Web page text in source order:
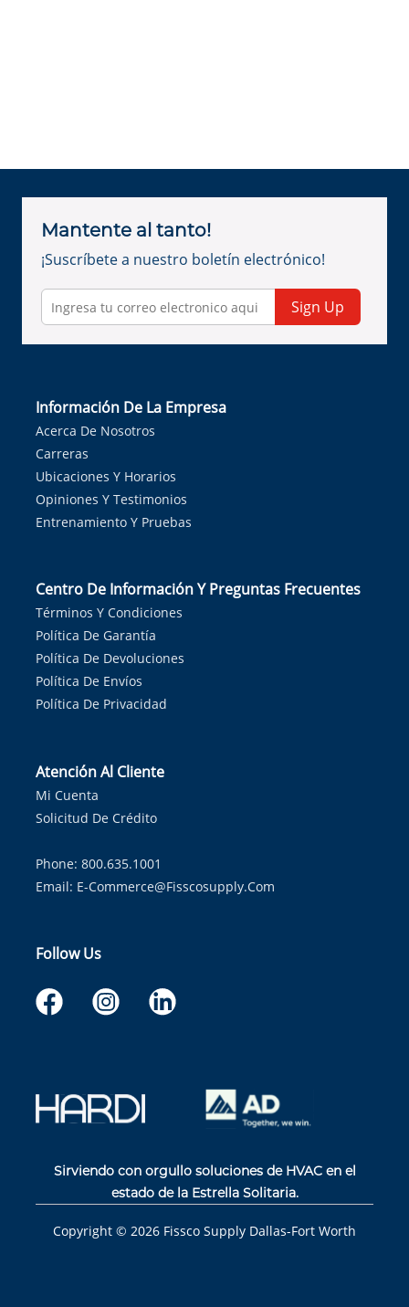
Mantente al tanto!
¡Suscríbete a nuestro boletín electrónico!
Sign Up
Información De La Empresa
Acerca De Nosotros
Carreras
Ubicaciones Y Horarios
Opiniones Y Testimonios
Entrenamiento Y Pruebas
Centro De Información Y Preguntas Frecuentes
Términos Y Condiciones
Política De Garantía
Política De Devoluciones
Política De Envíos
Política De Privacidad
Atención Al Cliente
Mi Cuenta
Solicitud De Crédito
Phone: 800.635.1001
Email: E-Commerce@fisscosupply.com
Follow Us
Sirviendo con orgullo soluciones de HVAC en el
estado de la Estrella Solitaria.
Copyright © 2026 Fissco Supply Dallas-Fort Worth